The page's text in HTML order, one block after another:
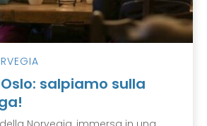
salpiamo sulla